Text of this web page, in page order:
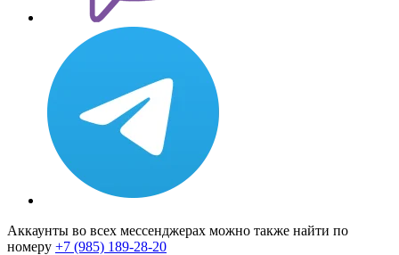
Аккаунты во всех мессенджерах можно также найти по
номеру +7 (985) 189-28-20